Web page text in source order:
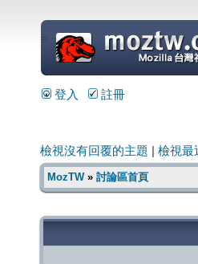
=
登入 註冊
檢視沒有回覆的主題 檢視最
MozTW» 討論區首頁